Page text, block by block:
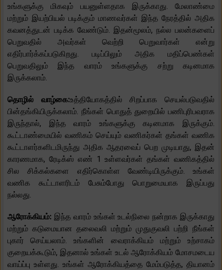
உங்களுக்கு மிகவும் பயனுள்ளதாக இருக்காது. மேலாண்மை
மற்றும் இயற்பியல் படிக்கும் மாணவர்கள் இந்த நேரத்தில் அதிக
கவனத்துடன் படிக்க வேண்டும். இதன்மூலம், நல்ல பலன்களைப்
பெறுவதில் அவர்கள் வெற்றி பெறுவார்கள் என்று
எதிர்பார்க்கப்படுகிறது. படிப்பிலும் அதிக மதிப்பெண்கள்
பெறுவதிலும் இந்த வாரம் உங்களுக்கு சற்று கடினமாக
இருக்கலாம்.
தொழில் வாழ்கை:உத்தியோகத்தில் சிறப்பாக செயல்படுவதில்
பின்தங்கியிருக்கலாம். நீங்கள் பொதுத் துறையில் பணிபுரிபவராக
இருந்தால், இந்த வாரம் உங்களுக்கு கடினமாக இருக்கும்.
கூட்டாண்மையில் வணிகம் செய்யும் வணிகர்கள் தங்கள் வணிக
கூட்டாளர்களிடமிருந்து அதிக ஆதரவைப் பெற முடியாது, இதன்
காரணமாக, ரேடிக்ஸ் எண் 1 உள்ளவர்கள் தங்கள் வணிகத்தில்
சில சிக்கல்களை எதிர்கொள்ள வேண்டியிருக்கும். உங்கள்
வணிக கூட்டாளரிடம் பேசும்போது பொறுமையாக இருப்பது
நல்லது.
ஆரோக்கியம்: இந்த வாரம் உங்கள் உடல்நிலை நன்றாக இருக்காது
மற்றும் கடுமையான தலைவலி மற்றும் முதுகுவலி பற்றி நீங்கள்
புகார் செய்யலாம். உங்களின் வைராக்கியம் மற்றும் உற்சாகம்
குறையக்கூடும், இதனால் உங்கள் உடல் ஆரோக்கியம் மோசமடைய
வாய்ப்பு உள்ளது. உங்கள் ஆரோக்கியத்தை மேம்படுத்த, தியானம்